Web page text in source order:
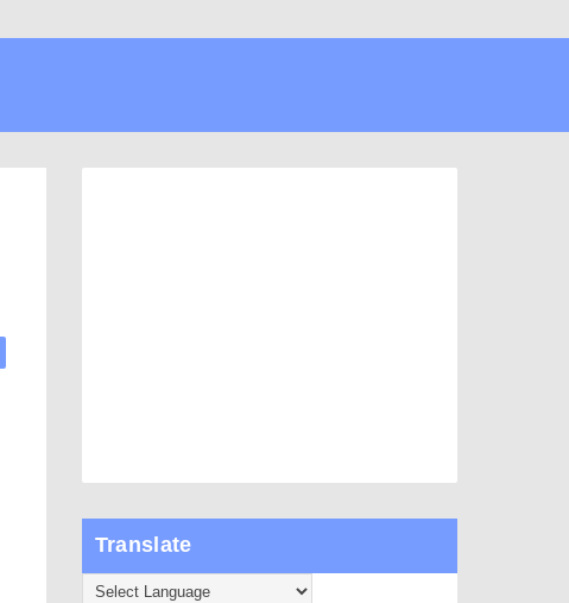
Translate